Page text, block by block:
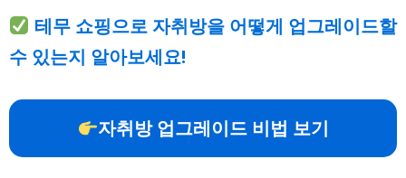
테무 쇼핑으로 자취방을 어떻게 업그레이드할
수 있는지 알아보세요!
자취방 업그레이드 비법 보기